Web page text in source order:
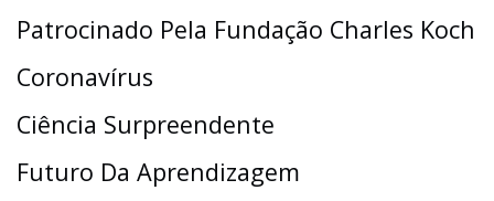
Patrocinado Pela Fundação Charles Koch
Coronavírus
Ciência Surpreendente
Futuro Da Aprendizagem